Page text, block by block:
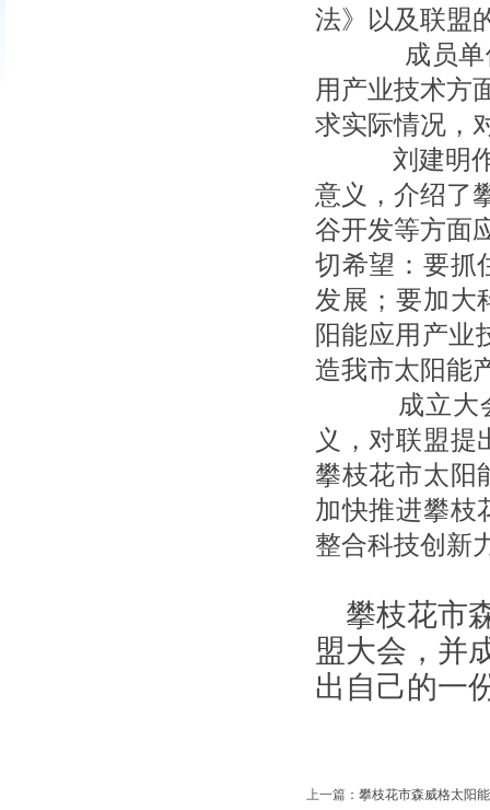
法》以及联盟
成员单位
用产业技术方
求实际情况，
刘建明作
意义，介绍了
谷开发等方面
切希望：要抓
发展；要加大
阳能应用产业
造我市太阳能
成立大会
义，对联盟
攀枝花市太阳
加快推进攀枝
整合科技创新
攀枝花市
盟大会，并
出自己的一
上一篇 ： 攀枝花市森威格太阳